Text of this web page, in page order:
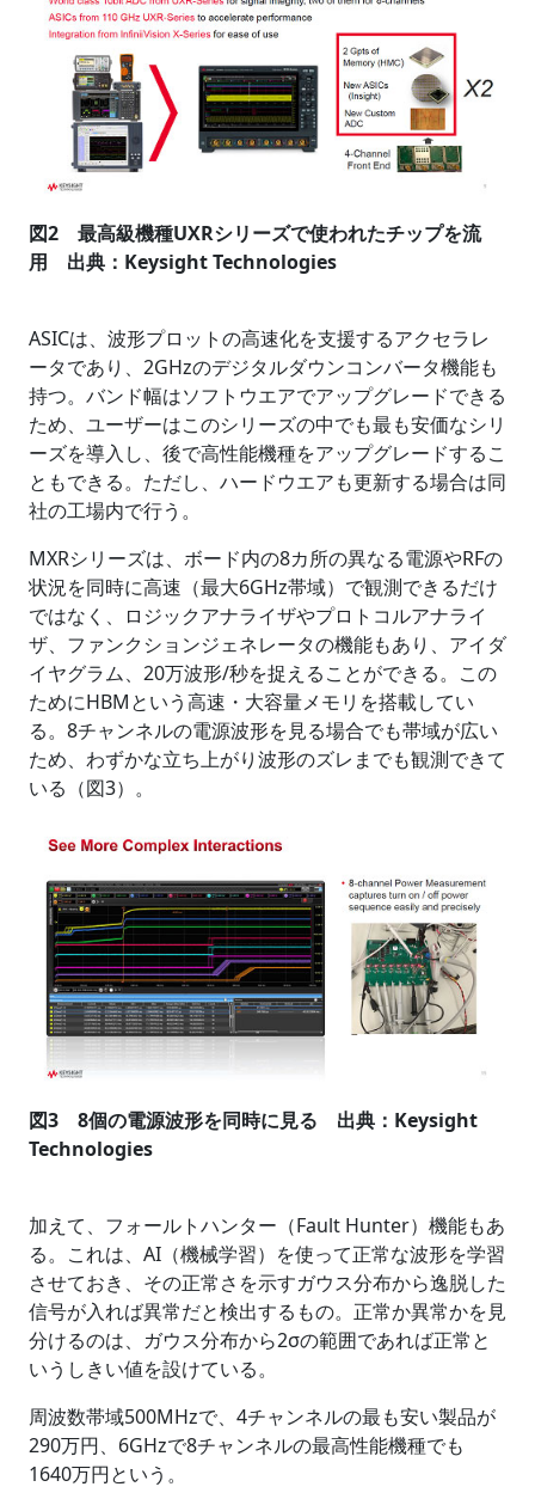
図2 最高級機種UXRシリーズで使われたチップを流
用 出典：Keysight Technologies
ASICは、波形プロットの高速化を支援するアクセラレ
ータであり、2GHzのデジタルダウンコンバータ機能も
持つ。バンド幅はソフトウエアでアップグレードできる
ため、ユーザーはこのシリーズの中でも最も安価なシリ
ーズを導入し、後で高性能機種をアップグレードするこ
ともできる。ただし、ハードウエアも更新する場合は同
社の工場内で行う。
MXRシリーズは、ボード内の8カ所の異なる電源やRFの
状況を同時に高速（最大6GHz帯域）で観測できるだけ
ではなく、ロジックアナライザやプロトコルアナライ
ザ、ファンクションジェネレータの機能もあり、アイダ
イヤグラム、20万波形/秒を捉えることができる。この
ためにHBMという高速・大容量メモリを搭載してい
る。8チャンネルの電源波形を見る場合でも帯域が広い
ため、わずかな立ち上がり波形のズレまでも観測できて
いる（図3）。
図3 8個の電源波形を同時に見る 出典：Keysight
Technologies
加えて、フォールトハンター（Fault Hunter）機能もあ
る。これは、AI（機械学習）を使って正常な波形を学習
させておき、その正常さを示すガウス分布から逸脱した
信号が入れば異常だと検出するもの。正常か異常かを見
分けるのは、ガウス分布から2σの範囲であれば正常と
いうしきい値を設けている。
周波数帯域500MHzで、4チャンネルの最も安い製品が
290万円、6GHzで8チャンネルの最高性能機種でも
1640万円という。